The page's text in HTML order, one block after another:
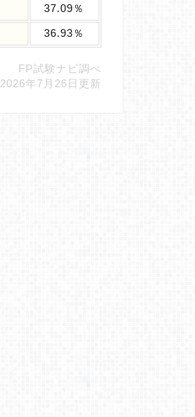
37.09％
36.93％
FP試験ナビ調べ
2026年7月26日更新